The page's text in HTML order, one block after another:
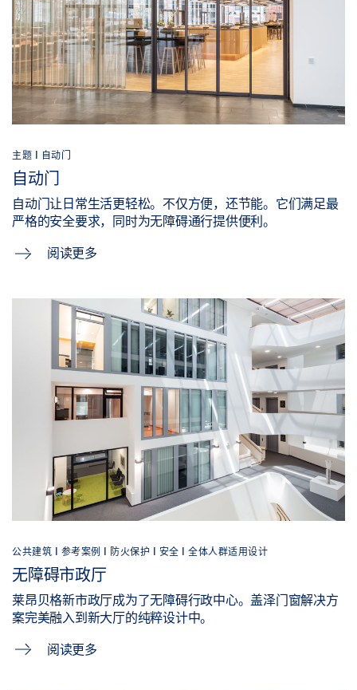
主题 | 自动门
自动门
自动门让日常生活更轻松。不仅方便，还节能。它们满足最
严格的安全要求，同时为无障碍通行提供便利。
阅读更多
公共建筑 | 参考案例 | 防火保护 | 安全 | 全体人群适用设计
无障碍市政厅
莱昂贝格新市政厅成为了无障碍行政中心。盖泽门窗解决方
案完美融入到新大厅的纯粹设计中。
阅读更多